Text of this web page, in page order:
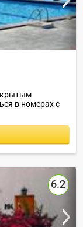
в номерах с
6.2